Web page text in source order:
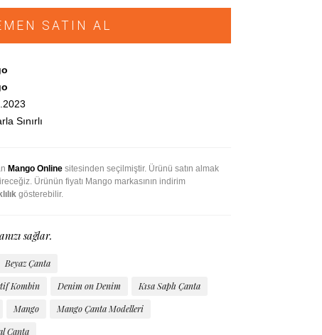
SATIN AL
Sınırlı
Mango Onlinesitesinden seçilmiştir. Ürünü satın almak
Ürünün fiyatı Mango markasının indirim
gösterebilir.
sağlar.
Beyaz Çanta
Kombin
Denim on Denim
Kısa Saplı Çanta
Mango
Mango Çanta Modelleri
Çanta